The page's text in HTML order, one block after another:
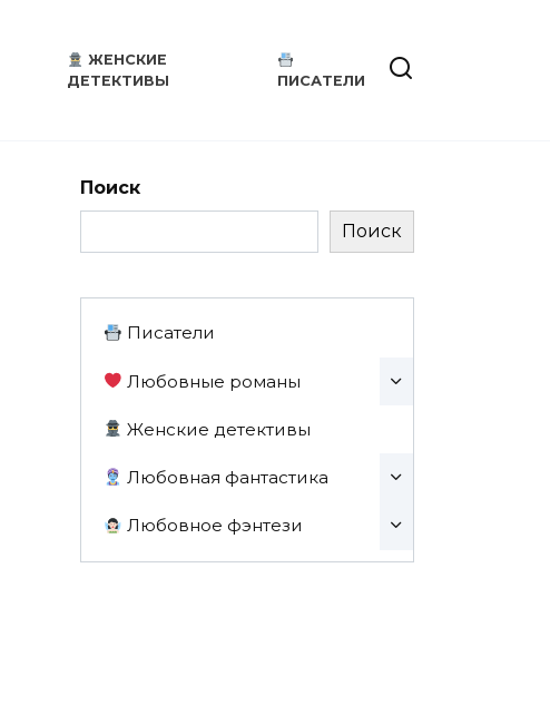
ЖЕНСКИЕ
ДЕТЕКТИВЫ
ПИСАТЕЛИ
Поиск
Поиск
Писатели
Любовные романы
Женские детективы
Любовная фантастика
Любовное фэнтези